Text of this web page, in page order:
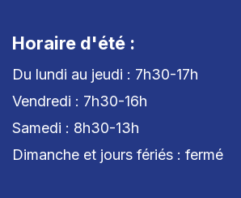
Horaire d'été :
Du lundi au jeudi : 7h30-17h
Vendredi : 7h30-16h
Samedi : 8h30-13h
Dimanche et jours fériés : fermé